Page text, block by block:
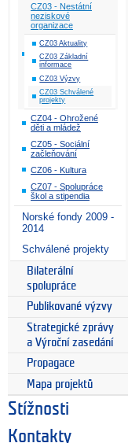
CZ03 - Nestátní
neziskové
organizace
CZ03 Aktuality
CZ03 Základní
informace
CZ03 Výzvy
CZ03 Schválené
projekty
CZ04 - Ohrožené
děti a mládež
CZ05 - Sociální
začleňování
CZ06 - Kultura
CZ07 - Spolupráce
škol a stipendia
Norské fondy 2009 -
2014
Schválené projekty
Bilaterální
spolupráce
Publikované výzvy
Strategické zprávy
a Výroční zasedání
Propagace
Mapa projektů
Stížnosti
Kontakty